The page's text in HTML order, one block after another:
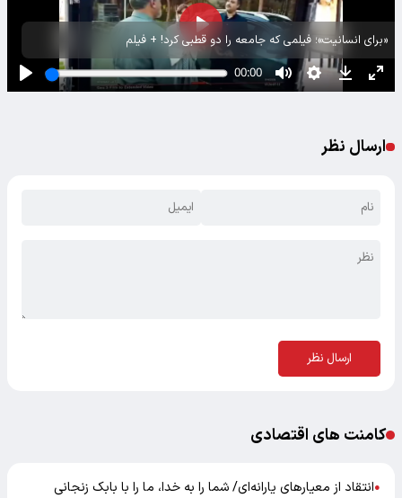
«برای انسانیت»؛ فیلمی که جامعه را دو قطبی کرد! + فیلم
ارسال نظر
ارسال نظر
کامنت های اقتصادی
●انتقاد از معیارهای یارانه‌ای/ شما را به خدا، ما را با بابک زنجانی